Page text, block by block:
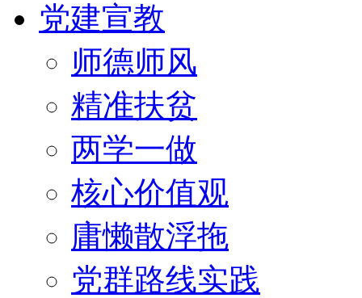
党建宣教
师德师风
精准扶贫
两学一做
核心价值观
庸懒散浮拖
党群路线实践